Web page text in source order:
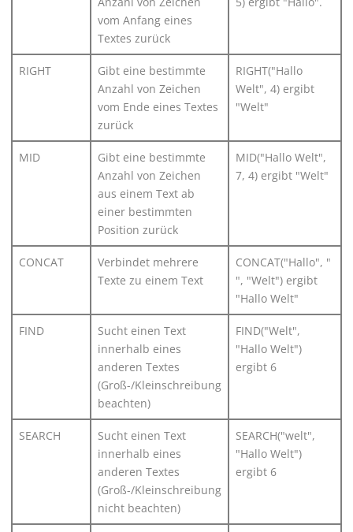
vom Anfang eines
Textes zurück
RIGHT
Gibt eine bestimmte
Anzahl von Zeichen
vom Ende eines Textes
zurück
RIGHT("Hallo
Welt", 4) ergibt
"Welt"
MID
Gibt eine bestimmte
Anzahl von Zeichen
aus einem Text ab
einer bestimmten
Position zurück
MID("Hallo Welt",
7, 4) ergibt "Welt"
CONCAT
Verbindet mehrere
Texte zu einem Text
CONCAT("Hallo", "
", "Welt") ergibt
"Hallo Welt"
FIND
Sucht einen Text
innerhalb eines
anderen Textes
(Groß-/Kleinschreibung
beachten)
FIND("Welt",
"Hallo Welt")
ergibt 6
SEARCH
Sucht einen Text
innerhalb eines
anderen Textes
(Groß-/Kleinschreibung
nicht beachten)
SEARCH("welt",
"Hallo Welt")
ergibt 6